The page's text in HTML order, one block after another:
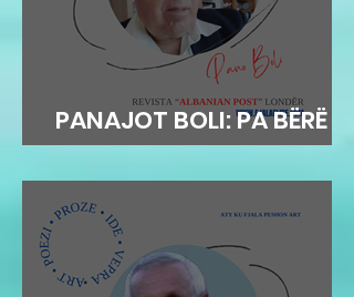
PANAJOT BOLI: PA BËRË
MEKAT...